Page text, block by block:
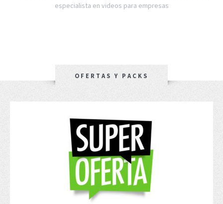
especialista en videos para empresas
OFERTAS Y PACKS